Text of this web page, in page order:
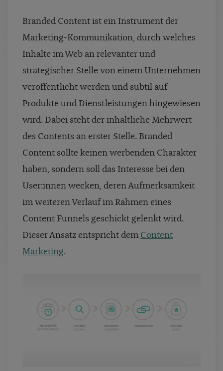
whitepaper
branchen
contact
Branded Content ist ein Instrument der
Marketing-Kommunikation, durch welches
Inhalte im Web an relevanter und
strategischer Stelle von einem Unternehmen
veröffentlicht werden und subtil auf
Produkte und Dienstleistungen hingewiesen
wird. Dabei steht der inhaltliche Mehrwert
des Contents an erster Stelle. Branded
Content sollte keinen werbenden Charakter
haben, sondern soll das Interesse bei den
User:innen wecken, deren Aufmerksamkeit
im weiteren Verlauf im Rahmen eines
Content Funnels geschickt gelenkt wird.
Dieser Ansatz entspricht dem Content
Marketing.